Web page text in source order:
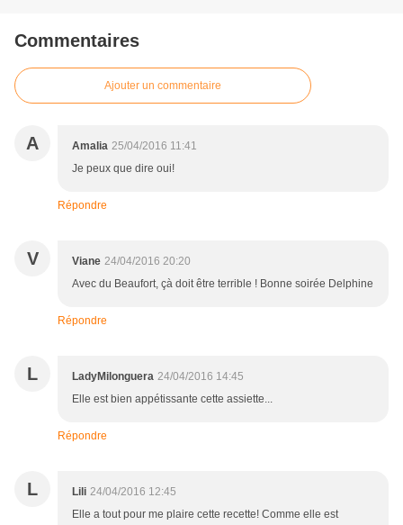
Commentaires
Ajouter un commentaire
A Amalia 25/04/2016 11:41
Je peux que dire oui!
Répondre
V Viane 24/04/2016 20:20
Avec du Beaufort, çà doit être terrible ! Bonne soirée Delphine
Répondre
L LadyMilonguera 24/04/2016 14:45
Elle est bien appétissante cette assiette...
Répondre
L Lili 24/04/2016 12:45
Elle a tout pour me plaire cette recette! Comme elle est